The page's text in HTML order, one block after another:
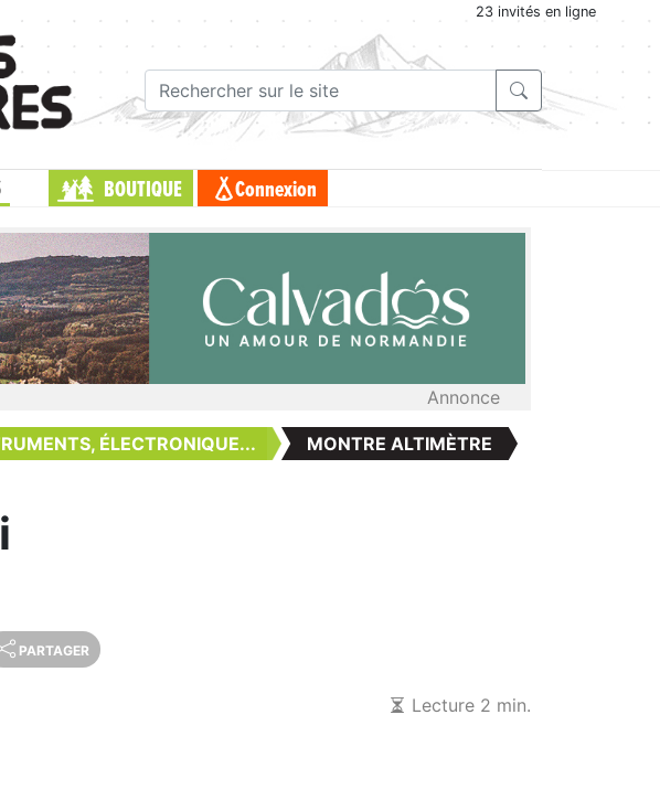
23 invités en ligne
BOUTIQUE Connexion
Annonce
ÉLECTRONIQUE... MONTRE ALTIMÈTRE
PARTAGER
Lecture 2 min.